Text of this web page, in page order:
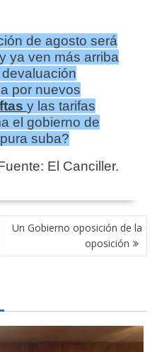
de agosto será
ya ven más arriba
devaluación
por nuevos
y las tarifas
el gobierno de
suba?
El Canciller.
Un Gobierno oposición de la
oposición